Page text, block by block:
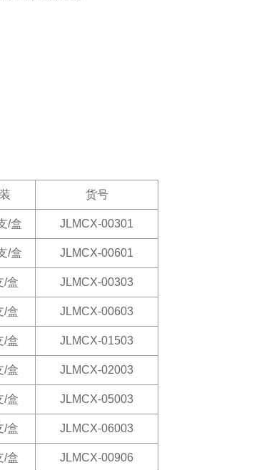
货号
/盒 JLMCX-00301
/盒 JLMCX-00601
/盒 JLMCX-00303
/盒 JLMCX-00603
/盒 JLMCX-01503
/盒 JLMCX-02003
/盒 JLMCX-05003
/盒 JLMCX-06003
/盒 JLMCX-00906